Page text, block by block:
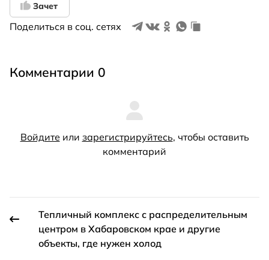
Зачет
Поделиться в соц. сетях
Комментарии 0
Войдите или зарегистрируйтесь, чтобы оставить
комментарий
Тепличный комплекс с распределительным
центром в Хабаровском крае и другие
объекты, где нужен холод